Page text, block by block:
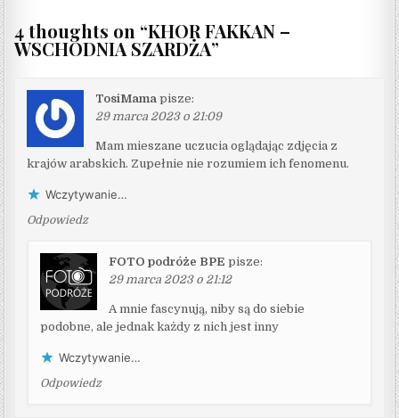
4 thoughts on “KHOR FAKKAN –
WSCHODNIA SZARDŻA”
TosiMama pisze:
29 marca 2023 o 21:09
Mam mieszane uczucia oglądając zdjęcia z
krajów arabskich. Zupełnie nie rozumiem ich fenomenu.
Wczytywanie…
Odpowiedz
FOTO podróże BPE pisze:
29 marca 2023 o 21:12
A mnie fascynują, niby są do siebie
podobne, ale jednak każdy z nich jest inny
Wczytywanie…
Odpowiedz